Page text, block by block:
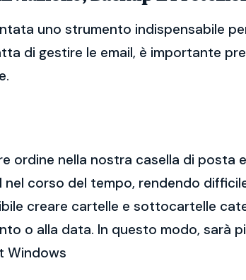
uno strumento indispensabile
di gestire le email, è importante
ordine nella nostra casella di
corso del tempo, rendendo
creare cartelle e sottocartelle
o alla data. In questo modo, sarà
Windows